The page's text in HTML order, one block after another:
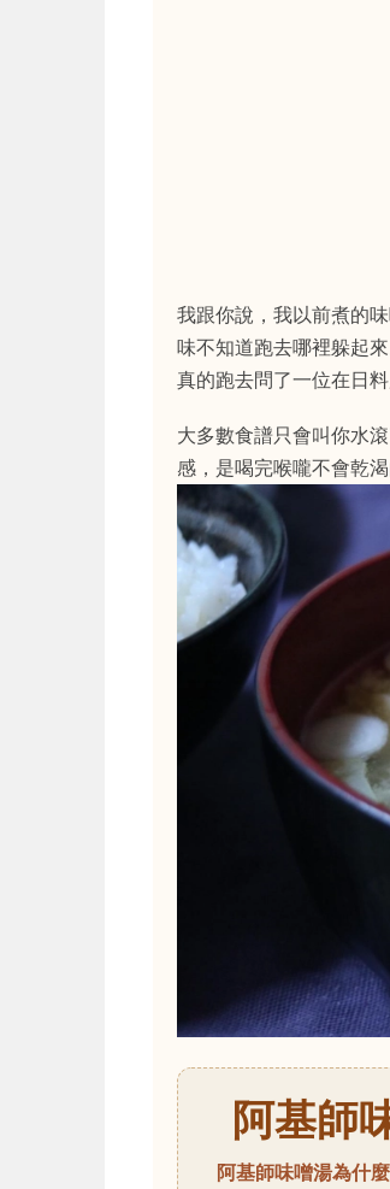
我跟你說，我以前煮的
味不知道跑去哪裡躲起
真的跑去問了一位在日
大多數食譜只會叫你水
感，是喝完喉嚨不會乾
阿基師
阿基師味噌湯為什